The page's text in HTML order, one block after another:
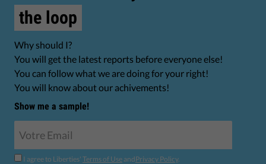
the loop
Why should I?
You will get the latest reports before everyone else!
You can follow what we are doing for your right!
You will know about our achivements!
Show me a sample!
I agree to Liberties' Terms of Use andPrivacy Policy.